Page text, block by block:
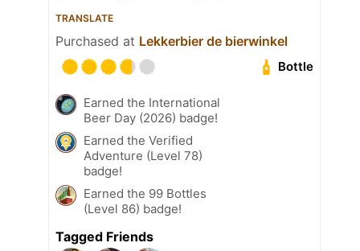
TRANSLATE
Purchased at Lekkerbier de bierwinkel
Bottle
Earned the International
Beer Day (2026) badge!
Earned the Verified
Adventure (Level 78)
badge!
Earned the 99 Bottles
(Level 86) badge!
Tagged Friends